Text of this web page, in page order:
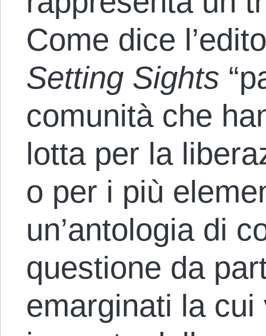
Come dice
Setting Sights
comunità che
lotta per la
o per i più
un’antologia di
questione da
emarginati la